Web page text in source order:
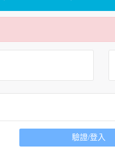
驗證/登入